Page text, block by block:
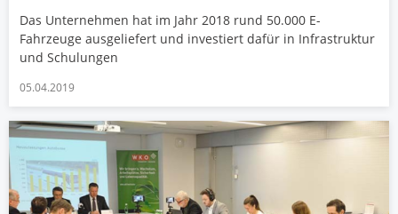
Das Unternehmen hat im Jahr 2018 rund 50.000 E-
Fahrzeuge ausgeliefert und investiert dafür in Infrastruktur
und Schulungen
05.04.2019